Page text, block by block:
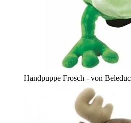
Handpuppe Frosch - von Beleduc